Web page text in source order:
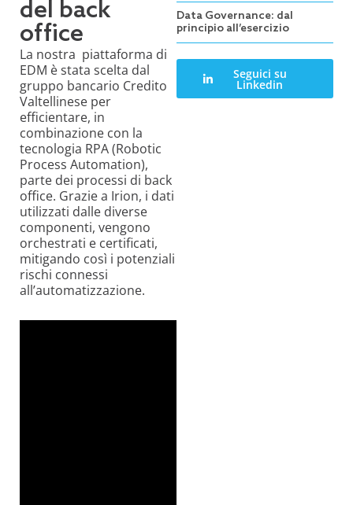
del back
office
La nostra piattaforma di
EDM è stata scelta dal
gruppo bancario Credito
Valtellinese per
efficientare, in
combinazione con la
tecnologia RPA (Robotic
Process Automation),
parte dei processi di back
office. Grazie a Irion, i dati
utilizzati dalle diverse
componenti, vengono
orchestrati e certificati,
mitigando così i potenziali
rischi connessi
all’automatizzazione.
Data Governance: dal
principio all’esercizio
Seguici su
Linkedin